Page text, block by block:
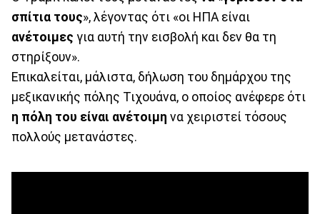
σπίτια τους», λέγοντας ότι «οι ΗΠΑ είναι
ανέτοιμες για αυτή την εισβολή και δεν θα τη
στηρίξουν».
Επικαλείται, μάλιστα, δήλωση του δημάρχου της
μεξικανικής πόλης Τιχουάνα, ο οποίος ανέφερε ότι
η πόλη του είναι ανέτοιμη να χειριστεί τόσους
πολλούς μετανάστες.